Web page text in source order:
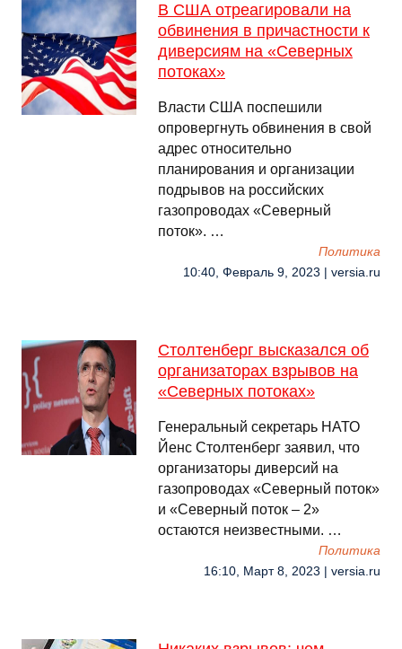
В США отреагировали на
обвинения в причастности к
диверсиям на «Северных
потоках»
Власти США поспешили
опровергнуть обвинения в свой
адрес относительно
планирования и организации
подрывов на российских
газопроводах «Северный
поток». …
Политика
10:40, Февраль 9, 2023 | versia.ru
Столтенберг высказался об
организаторах взрывов на
«Северных потоках»
Генеральный секретарь НАТО
Йенс Столтенберг заявил, что
организаторы диверсий на
газопроводах «Северный поток»
и «Северный поток – 2»
остаются неизвестными. …
Политика
16:10, Март 8, 2023 | versia.ru